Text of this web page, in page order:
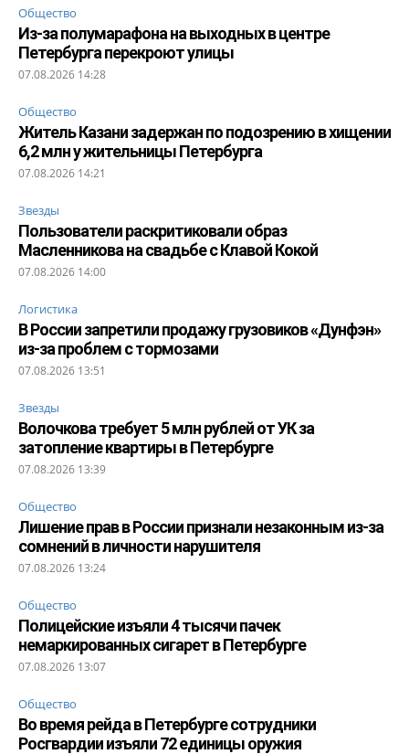
Общество
Из-за полумарафона на выходных в центре
Петербурга перекроют улицы
07.08.2026 14:28
Общество
Житель Казани задержан по подозрению в хищении
6,2 млн у жительницы Петербурга
07.08.2026 14:21
Звезды
Пользователи раскритиковали образ
Масленникова на свадьбе с Клавой Кокой
07.08.2026 14:00
Логистика
В России запретили продажу грузовиков «Дунфэн»
из-за проблем с тормозами
07.08.2026 13:51
Звезды
Волочкова требует 5 млн рублей от УК за
затопление квартиры в Петербурге
07.08.2026 13:39
Общество
Лишение прав в России признали незаконным из-за
сомнений в личности нарушителя
07.08.2026 13:24
Общество
Полицейские изъяли 4 тысячи пачек
немаркированных сигарет в Петербурге
07.08.2026 13:07
Общество
Во время рейда в Петербурге сотрудники
Росгвардии изъяли 72 единицы оружия